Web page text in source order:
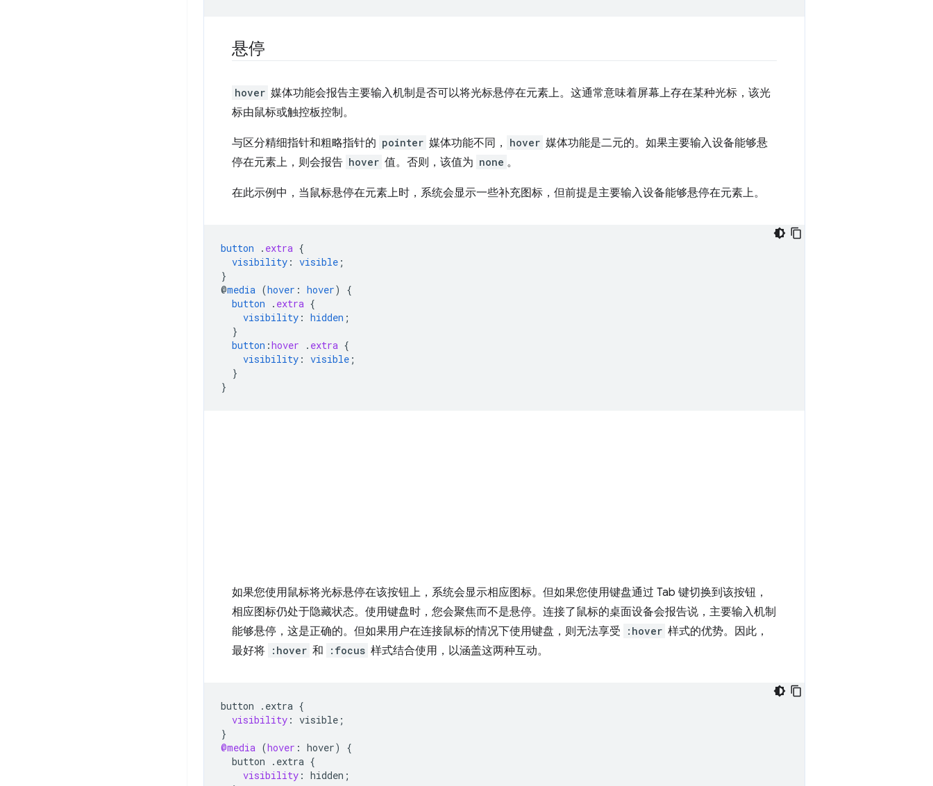
悬停
hover 媒体功能会报告主要输入机制是否可以将光标悬停在元素上。这通常意味着屏幕上存在某种光标，该光
标由鼠标或触控板控制。
与区分精细指针和粗略指针的 pointer 媒体功能不同， hover 媒体功能是二元的。如果主要输入设备能够悬
停在元素上，则会报告 hover 值。否则，该值为 none 。
在此示例中，当鼠标悬停在元素上时，系统会显示一些补充图标，但前提是主要输入设备能够悬停在元素上。
button . extra {
visibility : visible ;
}
@media (hover : hover)
{
button
. extra {
visibility : hidden ;
}
button :hover . extra {
visibility : visible ;
}
}
如果您使用鼠标将光标悬停在该按钮上，系统会显示相应图标。但如果您使用键盘通过 Tab 键切换到该按钮，
相应图标仍处于隐藏状态。使用键盘时，您会聚焦而不是悬停。连接了鼠标的桌面设备会报告说，主要输入机制
能够悬停，这是正确的。但如果用户在连接鼠标的情况下使用键盘，则无法享受
:hover 样式的优势。因此，
最好将 :hover 和 :focus 样式结合使用，以涵盖这两种互动。
button . extra {
visibility : visible ;
}
@media (hover : hover)
{
button
. extra {
visibility : hidden ;